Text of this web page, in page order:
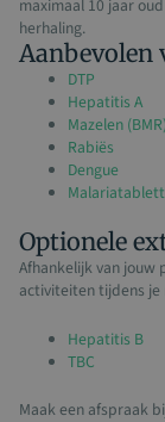
maximaal 10 jaar
herhaling.
Aanbevolen
DTP
Hepatitis A
Mazelen (BMR)
Rabiës
Dengue
Optionele
Afhankelijk van jouw
activiteiten tijdens je
Hepatitis B
TBC
Maak een afspraak